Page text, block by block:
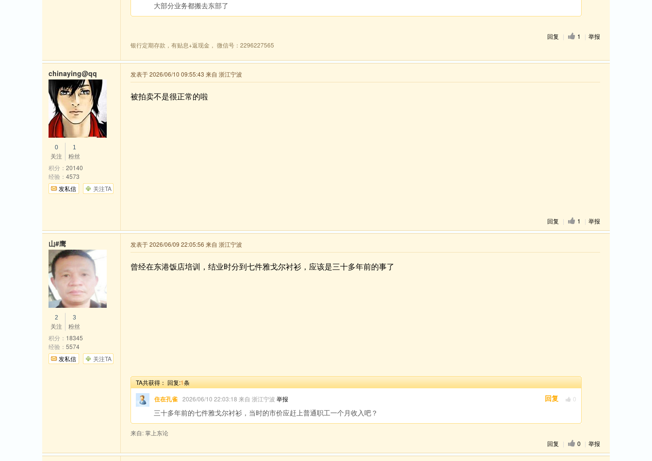
大部分业务都搬去东部了
回复 | 1 | 举报
银行定期存款，有贴息+返现金， 微信号：2296227565
发表于 2026/06/10 09:55:43 来自 浙江宁波
被拍卖不是很正常的啦
回复 | 1 | 举报
chinaying@qq
0
关注
1
粉丝
积分： 20140
经验： 4573
发私信
关注TA
发表于 2026/06/09 22:05:56 来自 浙江宁波
曾经在东港饭店培训，结业时分到七件雅戈尔衬衫，应该是三十多年前的事了
TA共获得：回复:1条
住在孔雀 2026/06/10 22:03:18 来自 浙江宁波 举报 0
回复
三十多年前的七件雅戈尔衬衫，当时的市价应赶上普通职工一个月收入吧？
来自: 掌上东论
回复 | 0 | 举报
山#鹰
2
关注
3
粉丝
积分： 18345
经验： 5574
发私信
关注TA